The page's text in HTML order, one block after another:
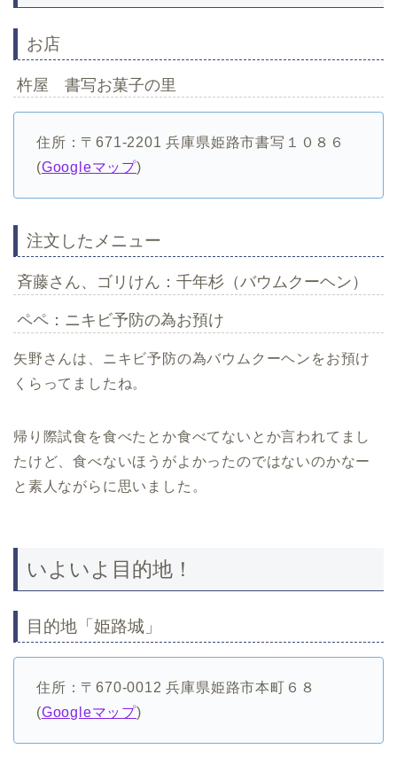
お店
杵屋 書写お菓子の里
住所：〒671-2201 兵庫県姫路市書写１０８６
(Googleマップ)
注文したメニュー
斉藤さん、ゴリけん：千年杉（バウムクーヘン）
ペペ：ニキビ予防の為お預け
矢野さんは、ニキビ予防の為バウムクーヘンをお預け
くらってましたね。
帰り際試食を食べたとか食べてないとか言われてまし
たけど、食べないほうがよかったのではないのかなー
と素人ながらに思いました。
いよいよ目的地！
目的地「姫路城」
住所：〒670-0012 兵庫県姫路市本町６８
(Googleマップ)